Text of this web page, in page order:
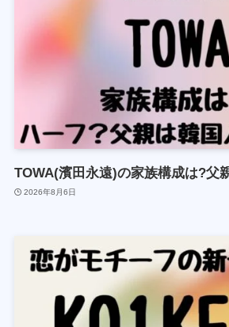
TOWA(濱田永遠)の家族構成は?父
2026年8月6日